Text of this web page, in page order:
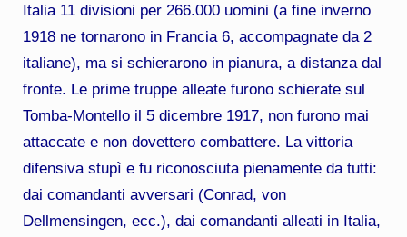
Italia 11 divisioni per 266.000 uomini (a fine inverno
1918 ne tornarono in Francia 6, accompagnate da 2
italiane), ma si schierarono in pianura, a distanza dal
fronte. Le prime truppe alleate furono schierate sul
Tomba-Montello il 5 dicembre 1917, non furono mai
attaccate e non dovettero combattere. La vittoria
difensiva stupì e fu riconosciuta pienamente da tutti:
dai comandanti avversari (Conrad, von
Dellmensingen, ecc.), dai comandanti alleati in Italia,